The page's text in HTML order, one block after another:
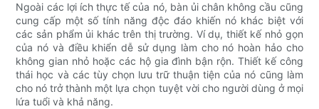
Ngoài các lợi ích thực tế của nó, bàn ủi chân không cầu cũng
cung cấp một số tính năng độc đáo khiến nó khác biệt với
các sản phẩm ủi khác trên thị trường. Ví dụ, thiết kế nhỏ gọn
của nó và điều khiển dễ sử dụng làm cho nó hoàn hảo cho
không gian nhỏ hoặc các hộ gia đình bận rộn. Thiết kế công
thái học và các tùy chọn lưu trữ thuận tiện của nó cũng làm
cho nó trở thành một lựa chọn tuyệt vời cho người dùng ở mọi
lứa tuổi và khả năng.